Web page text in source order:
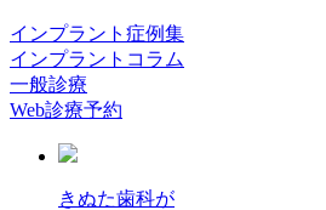
インプラント症例集
インプラントコラム
一般診療
Web診療予約
きぬた歯科が